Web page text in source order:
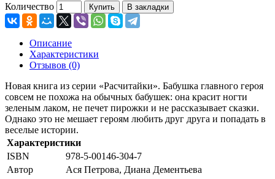
Количество Купить В закладки
Описание
Характеристики
Отзывов (0)
Новая книга из серии «Расчитайки». Бабушка главного героя
совсем не похожа на обычных бабушек: она красит ногти
зеленым лаком, не печет пирожки и не рассказывает сказки.
Однако это не мешает героям любить друг друга и попадать в
веселые истории.
Характеристики
ISBN
978-5-00146-304-7
Автор
Ася Петрова, Диана Дементьева